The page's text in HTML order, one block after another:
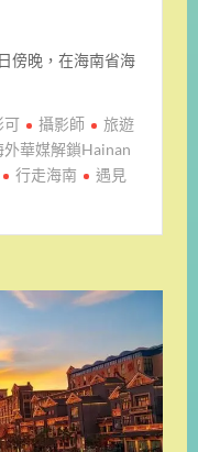
傍晚，在海南省海
可 攝影師
旅遊
外華媒解鎖Hainan
行走海南
遇見